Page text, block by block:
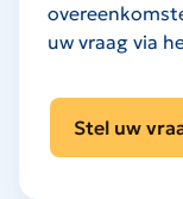
uw vraag via
Stel uw